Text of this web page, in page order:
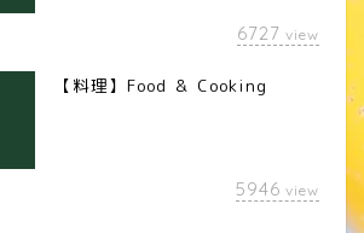
6727 view
【料理】Food ＆ Cooking
5946 view